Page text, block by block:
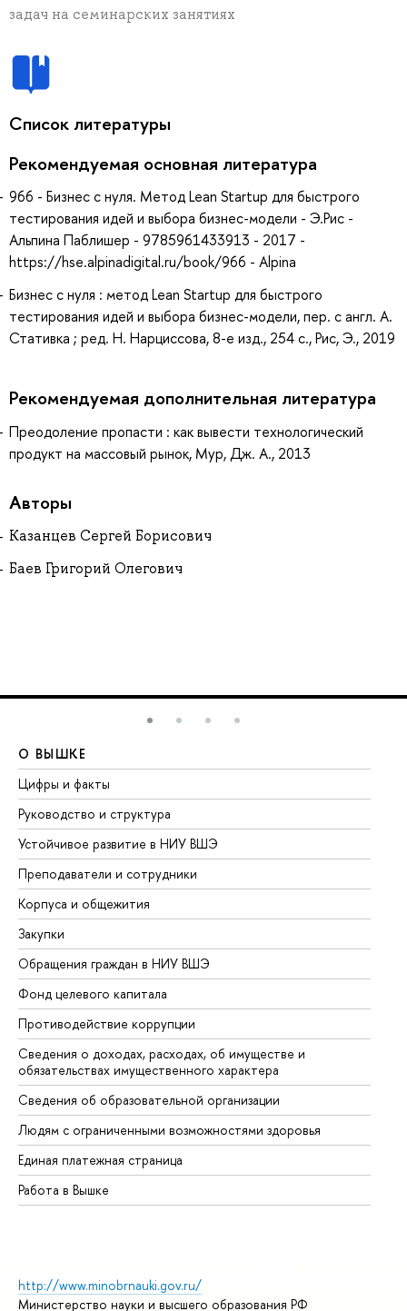
задач на семинарских занятиях
Список литературы
Рекомендуемая основная литература
966 - Бизнес с нуля. Метод Lean Startup для быстрого
тестирования идей и выбора бизнес-модели - Э.Рис -
Альпина Паблишер - 9785961433913 - 2017 -
https://hse.alpinadigital.ru/book/966 - Alpina
Бизнес с нуля : метод Lean Startup для быстрого
тестирования идей и выбора бизнес-модели, пер. с англ. А.
Стативка ; ред. Н. Нарциссова, 8-е изд., 254 с., Рис, Э., 2019
Рекомендуемая дополнительная литература
Преодоление пропасти : как вывести технологический
продукт на массовый рынок, Мур, Дж. А., 2013
Авторы
Казанцев Сергей Борисович
Баев Григорий Олегович
О ВЫШКЕ
Цифры и факты
Руководство и структура
Устойчивое развитие в НИУ ВШЭ
Преподаватели и сотрудники
Корпуса и общежития
Закупки
Обращения граждан в НИУ ВШЭ
Фонд целевого капитала
Противодействие коррупции
Сведения о доходах, расходах, об имуществе и
обязательствах имущественного характера
Сведения об образовательной организации
Людям с ограниченными возможностями здоровья
Единая платежная страница
Работа в Вышке
http://www.minobrnauki.gov.ru/
Министерство науки и высшего образования РФ